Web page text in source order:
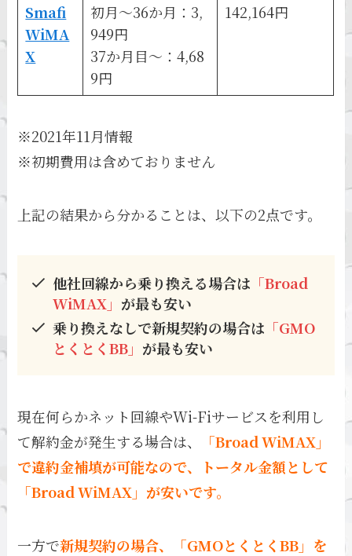
Smafi
WiMA
X
初月～36か月：3,
949円
37か月目～：4,68
9円
142,164円
※2021年11月情報
※初期費用は含めておりません
上記の結果から分かることは、以下の2点です。
他社回線から乗り換える場合は 「Broad
WiMAX」 が最も安い
乗り換えなしで新規契約の場合は 「GMO
とくとくBB」 が最も安い
現在何らかネット回線やWi-Fiサービスを利用し
て解約金が発生する場合は、
「Broad WiMAX」
で違約金補填が可能なので、トータル金額として
「Broad WiMAX」が安いです。
一方で新規契約の場合、「GMOとくとくBB」を